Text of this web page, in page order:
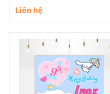
Liên hệ